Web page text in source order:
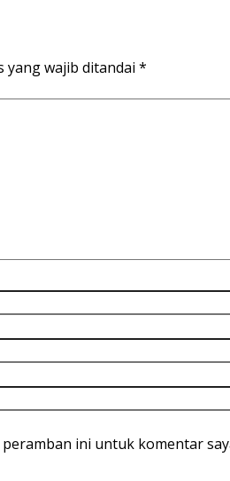
yang wajib ditandai *
ini untuk komentar